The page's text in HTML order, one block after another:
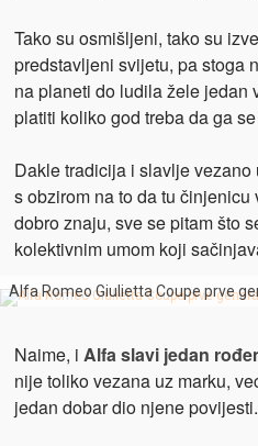
Tako su osmišljeni, tako su
predstavljeni svijetu, pa stoga
na planeti do ludila žele jedan
platiti koliko god treba da ga
Dakle tradicija i slavlje
s obzirom na to da tu
dobro znaju, sve se pitam što
kolektivnim umom koji
Alfa Romeo Giulietta Coupe prve
Naime, i Alfa slavi jedan
nije toliko vezana uz marku,
jedan dobar dio njene povijesti.